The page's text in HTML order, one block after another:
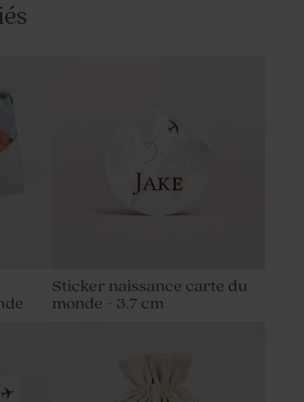
Sticker naissance carte du
monde - 3.7 cm